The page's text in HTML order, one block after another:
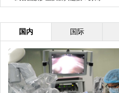
1.8米以上
国内 国际